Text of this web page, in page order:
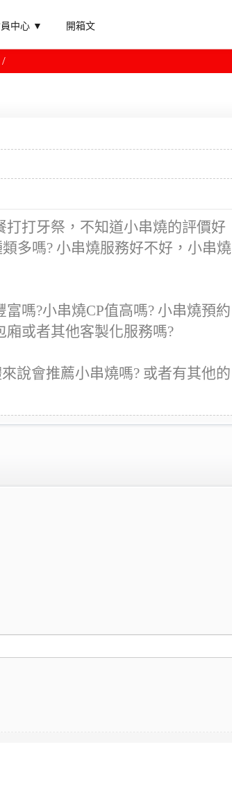
中心 ▼ 開箱文
打牙祭，不知道小串燒的評價好
多嗎? 小串燒服務好不好，小串燒
嗎?小串燒CP值高嗎? 小串燒預約
或者其他客製化服務嗎?
說會推薦小串燒嗎? 或者有其他的